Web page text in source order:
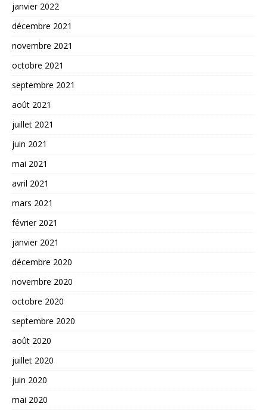
janvier 2022
décembre 2021
novembre 2021
octobre 2021
septembre 2021
août 2021
juillet 2021
juin 2021
mai 2021
avril 2021
mars 2021
février 2021
janvier 2021
décembre 2020
novembre 2020
octobre 2020
septembre 2020
août 2020
juillet 2020
juin 2020
mai 2020